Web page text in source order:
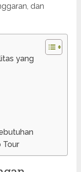
dan
yang
Tour